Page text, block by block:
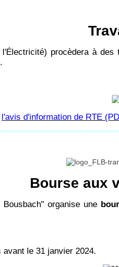
procèdera à des
l'avis d'information de RTE
Bourse aux
organise une
le 31 janvier 2024.